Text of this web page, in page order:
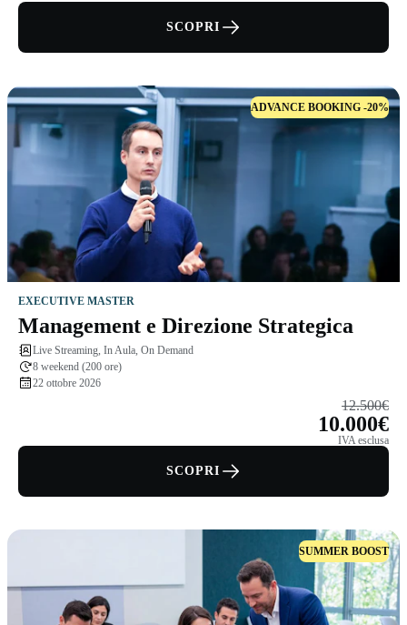
SCOPRI
ADVANCE BOOKING -20%
EXECUTIVE MASTER
Management e Direzione Strategica
Live Streaming, In Aula, On Demand
8 weekend (200 ore)
22 ottobre 2026
12.500€
10.000€
IVA esclusa
SCOPRI
SUMMER BOOST